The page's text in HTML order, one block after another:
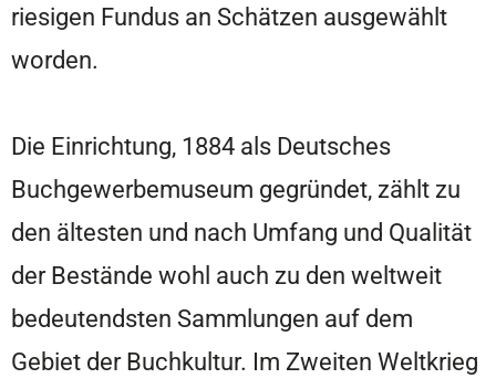
riesigen Fundus an Schätzen ausgewählt
worden.
Die Einrichtung, 1884 als Deutsches
Buchgewerbemuseum gegründet, zählt zu
den ältesten und nach Umfang und Qualität
der Bestände wohl auch zu den weltweit
bedeutendsten Sammlungen auf dem
Gebiet der Buchkultur. Im Zweiten Weltkrieg